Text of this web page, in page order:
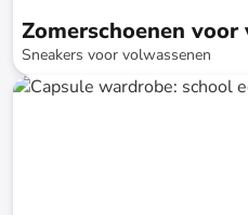
Zomerschoenen voor
Sneakers voor volwassenen
tot-70%*